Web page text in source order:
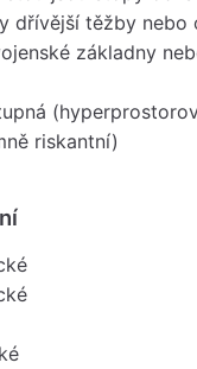
dřívější těžby nebo
základny
riskantní)